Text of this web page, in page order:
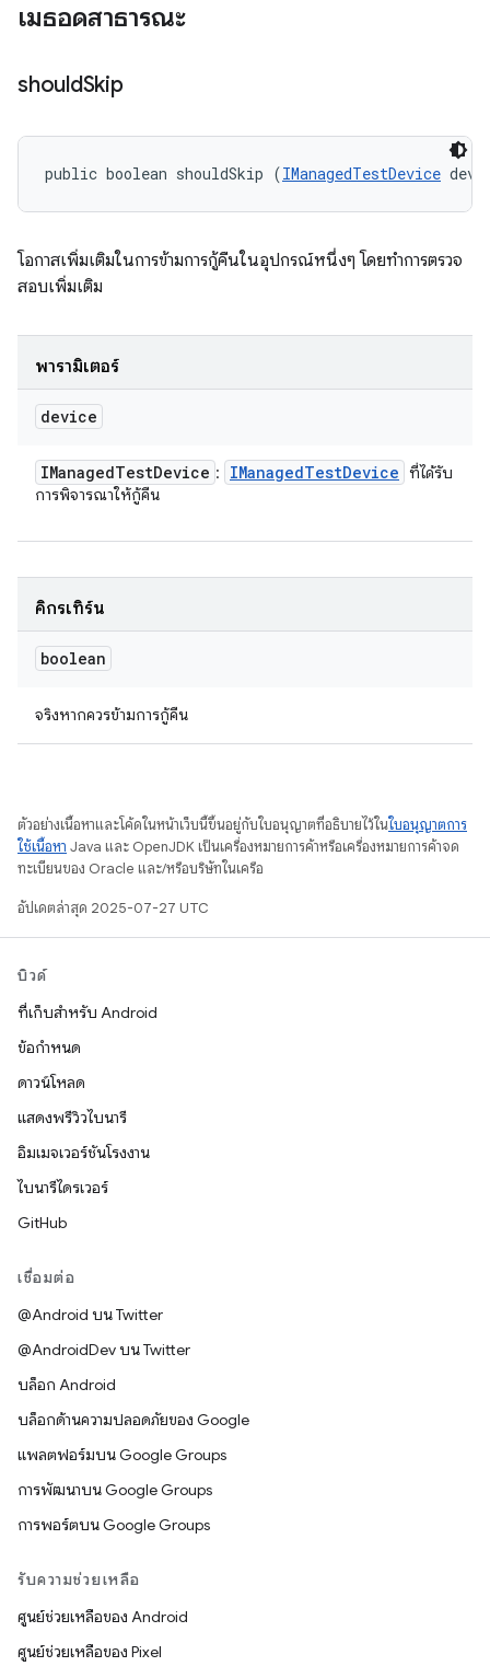
เมธอดสาธารณะ
shouldSkip
public boolean shouldSkip (IManagedTestDevice
โอกาสเพิ่มเติมในการข้ามการกู้คืนในอุปกรณ์หนึ่งๆ โดยทำการตรวจ
สอบเพิ่มเติม
พารามิเตอร์
device
IManagedTestDevice : IManagedTestDevice ที่ได้รับ
การพิจารณาให้กู้คืน
คิกรีเทิร์น
boolean
จริงหากควรข้ามการกู้คืน
ตัวอย่างเนื้อหาและโค้ดในหน้าเว็บนี้ขึ้นอยู่กับใบอนุญาตที่อธิบายไว้ในใบอนุญาตการ
ใช้เนื้อหา Java และ OpenJDK เป็นเครื่องหมายการค้าหรือเครื่องหมายการค้าจด
ทะเบียนของ Oracle และ/หรือบริษัทในเครือ
อัปเดตล่าสุด 2025-07-27 UTC
บิวด์
ที่เก็บสำหรับ Android
ข้อกำหนด
ดาวน์โหลด
แสดงพรีวิวไบนารี
อิมเมจเวอร์ชันโรงงาน
ไบนารีไดรเวอร์
GitHub
เชื่อมต่อ
@Android บน Twitter
@AndroidDev บน Twitter
บล็อก Android
บล็อกด้านความปลอดภัยของ Google
แพลตฟอร์มบน Google Groups
การพัฒนาบน Google Groups
การพอร์ตบน Google Groups
รับความช่วยเหลือ
ศูนย์ช่วยเหลือของ Android
ศูนย์ช่วยเหลือของ Pixel